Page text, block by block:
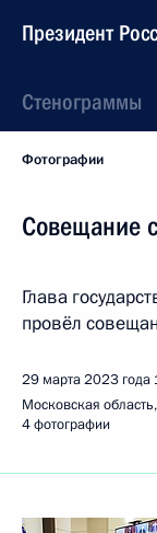
Президент
Стенограммы
Фотографии
Совещание
Глава
провёл
29 марта 2023 года
Московская
4 фотографии